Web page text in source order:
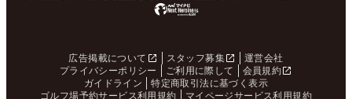
広告掲載について スタッフ募集
運営会社
プライバシーポリシー
ご利用に際して
会員規約
ガイドライン
特定商取引法に基づく表示
ゴルフ場予約サービス利用規約
マイページサービス利用規約